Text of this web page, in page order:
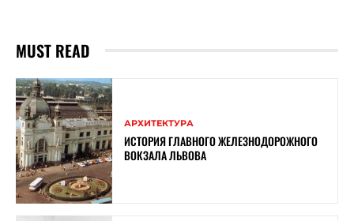
MUST READ
АРХИТЕКТУРА
ИСТОРИЯ ГЛАВНОГО ЖЕЛЕЗНОДОРОЖНОГО
ВОКЗАЛА ЛЬВОВА